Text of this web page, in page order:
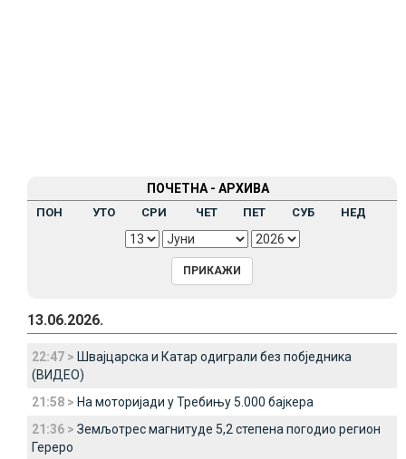
ПОЧЕТНА - АРХИВА
ПОН УТО СРИ ЧЕТ ПЕТ СУБ НЕД
13.06.2026.
22:47 > Швајцарска и Катар одиграли без побједника
(ВИДЕО)
21:58 > На моторијади у Требињу 5.000 бајкера
21:36 > Земљотрес магнитуде 5,2 степена погодио регион
Гереро